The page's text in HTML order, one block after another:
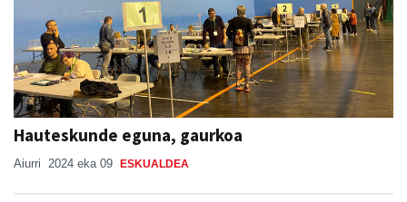
Hauteskunde eguna, gaurkoa
Aiurri 2024 eka 09 ESKUALDEA